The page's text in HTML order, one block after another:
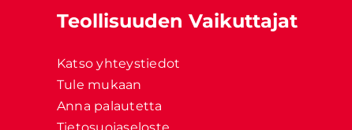
Teollisuuden Vaikuttajat
Katso yhteystiedot
Tule mukaan
Anna palautetta
Tietosuojaseloste